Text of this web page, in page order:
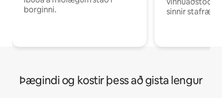
borginni.
sinnir
Þægindi og kostir þess að gista lengur